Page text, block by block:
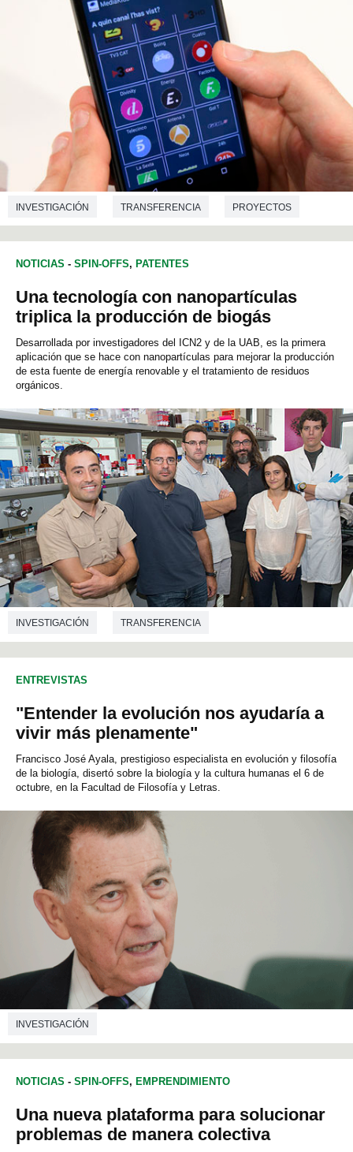
INVESTIGACIÓN TRANSFERENCIA PROYECTOS
CIENCIAS DE LA COMUNICACIÓN DERECHO
NOTICIAS - SPIN-OFFS, PATENTES
Una tecnología con nanopartículas
triplica la producción de biogás
Desarrollada por investigadores del ICN2 y de la UAB, es la primera
aplicación que se hace con nanopartículas para mejorar la producción
de esta fuente de energía renovable y el tratamiento de residuos
orgánicos.
INVESTIGACIÓN TRANSFERENCIA
CIENCIAS AMBIENTALES INGENIERÍA QUÍMICA
ENTREVISTAS
"Entender la evolución nos ayudaría a
vivir más plenamente"
Francisco José Ayala, prestigioso especialista en evolución y filosofía
de la biología, disertó sobre la biología y la cultura humanas el 6 de
octubre, en la Facultad de Filosofía y Letras.
INVESTIGACIÓN
NOTICIAS - SPIN-OFFS, EMPRENDIMIENTO
Una nueva plataforma para solucionar
problemas de manera colectiva